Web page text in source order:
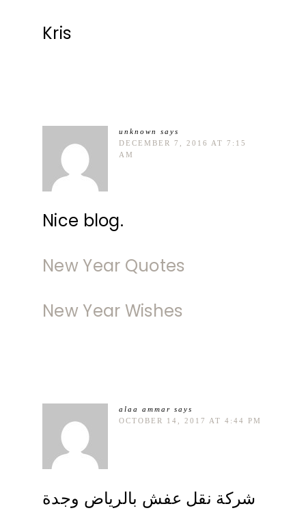
Kris
unknown
says
DECEMBER 7, 2016 AT 7:15
AM
Nice blog.
New Year Quotes
New Year Wishes
alaa ammar says
OCTOBER 14, 2017 AT 4:44 PM
شركة نقل عفش بالرياض وجدة